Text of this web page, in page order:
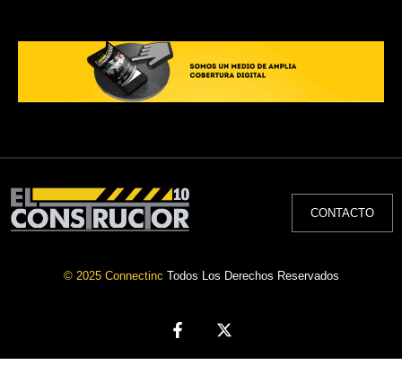
CONTACTO
© 2025 Connectinc Todos Los Derechos Reservados